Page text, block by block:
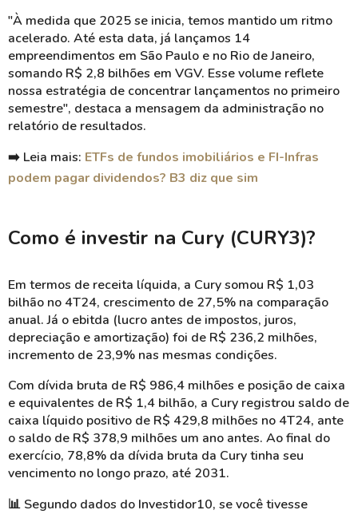
"À medida que 2025 se inicia, temos mantido um ritmo
acelerado. Até esta data, já lançamos 14
empreendimentos em São Paulo e no Rio de Janeiro,
somando R$ 2,8 bilhões em VGV. Esse volume reflete
nossa estratégia de concentrar lançamentos no primeiro
semestre", destaca a mensagem da administração no
relatório de resultados.
➡️ Leia mais: ETFs de fundos imobiliários e FI-Infras
podem pagar dividendos? B3 diz que sim
Como é investir na Cury (CURY3)?
Em termos de receita líquida, a Cury somou R$ 1,03
bilhão no 4T24, crescimento de 27,5% na comparação
anual. Já o ebitda (lucro antes de impostos, juros,
depreciação e amortização) foi de R$ 236,2 milhões,
incremento de 23,9% nas mesmas condições.
Com dívida bruta de R$ 986,4 milhões e posição de caixa
e equivalentes de R$ 1,4 bilhão, a Cury registrou saldo de
caixa líquido positivo de R$ 429,8 milhões no 4T24, ante
o saldo de R$ 378,9 milhões um ano antes. Ao final do
exercício, 78,8% da dívida bruta da Cury tinha seu
vencimento no longo prazo, até 2031.
📊 Segundo dados do Investidor10, se você tivesse